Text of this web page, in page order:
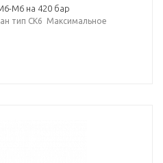
M6 на 420 бар
тип СК6 Максимальное